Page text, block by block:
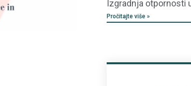
Izgradnja otpornosti
Pročitajte više »